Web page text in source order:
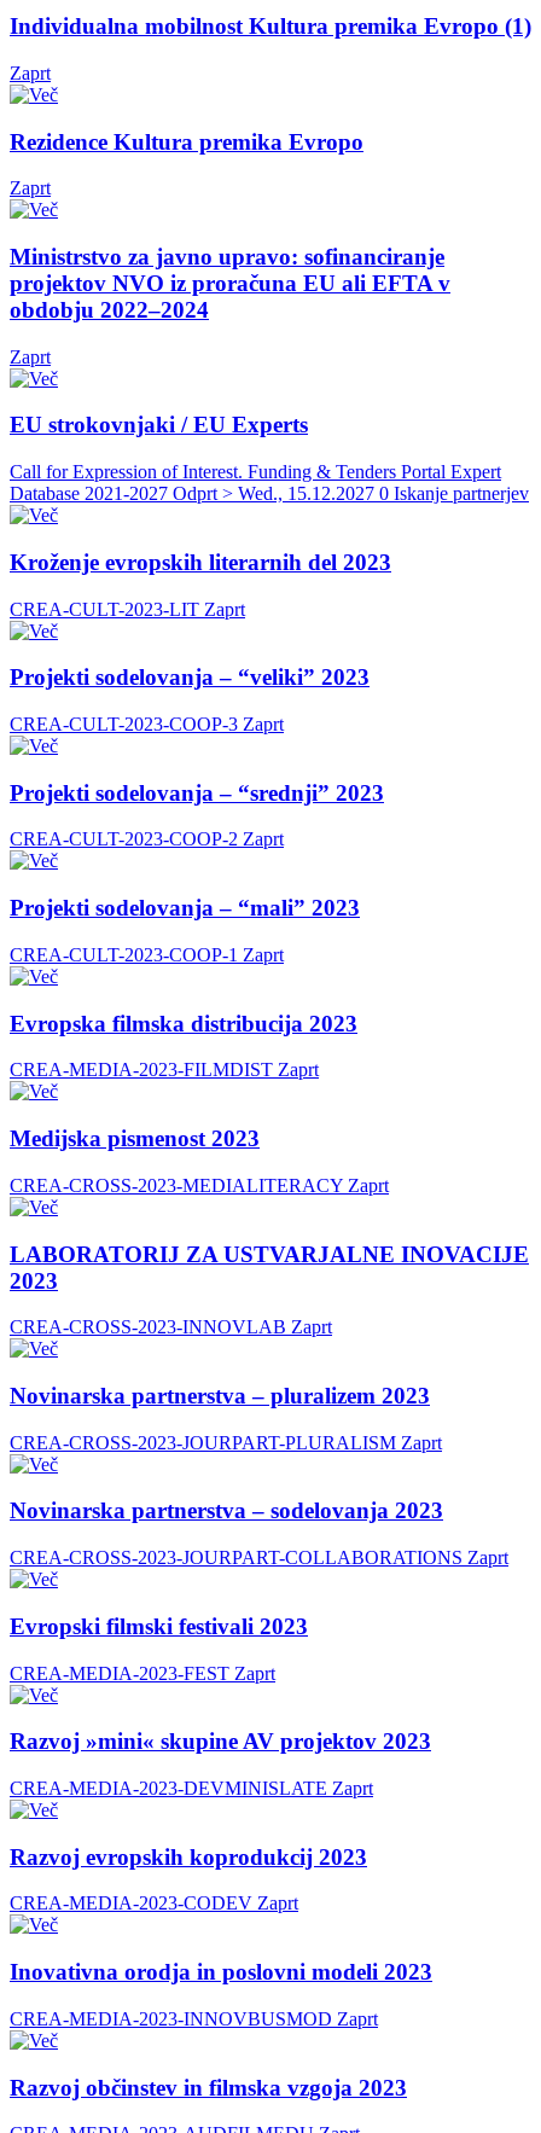
Individualna mobilnost Kultura premika Evropo (1)
Zaprt
Rezidence Kultura premika Evropo
Zaprt
Ministrstvo za javno upravo: sofinanciranje
projektov NVO iz proračuna EU ali EFTA v
obdobju 2022–2024
Zaprt
EU strokovnjaki / EU Experts
Call for Expression of Interest. Funding & Tenders Portal Expert
Database 2021-2027 Odprt > Wed., 15.12.2027 0 Iskanje partnerjev
Kroženje evropskih literarnih del 2023
CREA-CULT-2023-LIT Zaprt
Projekti sodelovanja – “veliki” 2023
CREA-CULT-2023-COOP-3 Zaprt
Projekti sodelovanja – “srednji” 2023
CREA-CULT-2023-COOP-2 Zaprt
Projekti sodelovanja – “mali” 2023
CREA-CULT-2023-COOP-1 Zaprt
Evropska filmska distribucija 2023
CREA-MEDIA-2023-FILMDIST Zaprt
Medijska pismenost 2023
CREA-CROSS-2023-MEDIALITERACY Zaprt
LABORATORIJ ZA USTVARJALNE INOVACIJE
2023
CREA-CROSS-2023-INNOVLAB Zaprt
Novinarska partnerstva – pluralizem 2023
CREA-CROSS-2023-JOURPART-PLURALISM Zaprt
Novinarska partnerstva – sodelovanja 2023
CREA-CROSS-2023-JOURPART-COLLABORATIONS Zaprt
Evropski filmski festivali 2023
CREA-MEDIA-2023-FEST Zaprt
Razvoj »mini« skupine AV projektov 2023
CREA-MEDIA-2023-DEVMINISLATE Zaprt
Razvoj evropskih koprodukcij 2023
CREA-MEDIA-2023-CODEV Zaprt
Inovativna orodja in poslovni modeli 2023
CREA-MEDIA-2023-INNOVBUSMOD Zaprt
Razvoj občinstev in filmska vzgoja 2023